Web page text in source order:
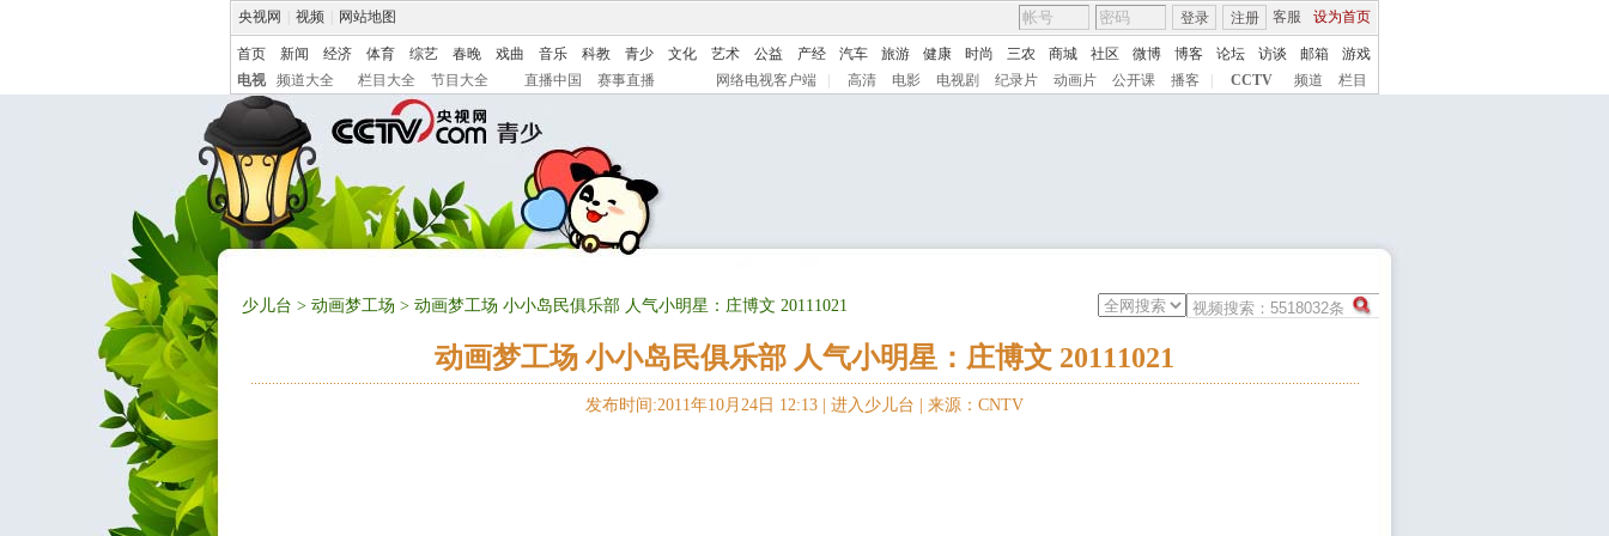
央视网 视频 网站地图 客服 设为首页
登录 注册
首页 新闻 经济 体育 综艺 春晚 戏曲 音乐 科教 青少 文化 艺术 公益 产经 汽车 旅游 健康 时尚 三农 商城 社区 微博 博客 论坛 访谈 邮箱
游戏
电视
频道大全 栏目大全 节目大全 直播中国 赛事直播 网络电视客户端 高清 电影 电视剧 纪录片 动画片 公开课 播客 CCTV 频道 栏目
少儿台 > 动画梦工场 > 动画梦工场 小小岛民俱乐部 人气小明星：庄博文 20111021
动画梦工场 小小岛民俱乐部 人气小明星：庄博文 20111021
发布时间:2011年10月24日 12:13 | 进入少儿台 来源：CNTV